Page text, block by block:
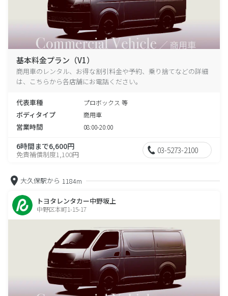
基本料金プラン（V1）
商用車のレンタル、お得な割引料金や予約、乗り捨てなどの詳細
は、こちらから各店舗にお電話ください。
代表車種 プロボックス 等
ボディタイプ 商用車
営業時間 08:00-20:00
6時間まで6,600円
免責補償制度1,100円 03-5273-2100
大久保駅から 1184m
トヨタレンタカー中野坂上
中野区本町1-15-17